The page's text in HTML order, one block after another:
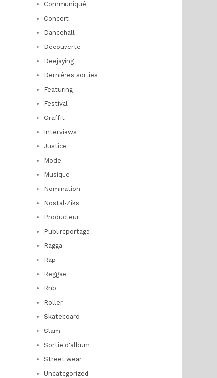
Communiqué
Concert
Dancehall
Découverte
Deejaying
Dernières sorties
Featuring
Festival
Graffiti
Interviews
Justice
Mode
Musique
Nomination
Nostal-Ziks
Producteur
Publireportage
Ragga
Rap
Reggae
Rnb
Roller
Skateboard
Slam
Sortie d'album
Street wear
Uncategorized